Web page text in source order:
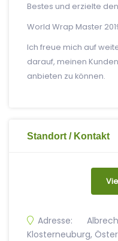
Bestes und erzielte den
World Wrap Master
Ich freue mich auf
darauf, meinen
anbieten zu können.
Standort / Kontakt
Adresse:
Klosterneuburg,